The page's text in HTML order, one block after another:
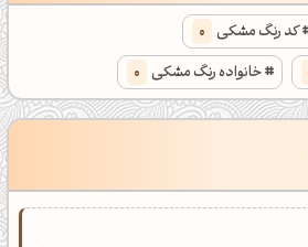
کد رنگ مشکی 0
خانواده رنگ مشکی 0